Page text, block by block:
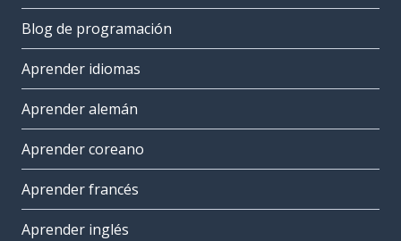
Blog de programación
Aprender idiomas
Aprender alemán
Aprender coreano
Aprender francés
Aprender inglés